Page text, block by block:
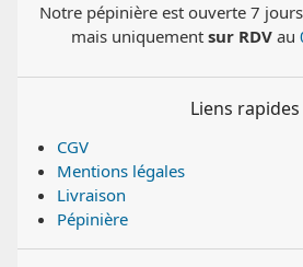
Notre pépinière est ouverte 7
mais uniquement sur RDVau
Liens rapides
CGV
Mentions légales
Livraison
Pépinière